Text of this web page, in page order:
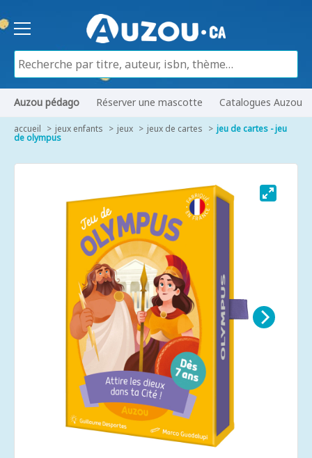
Auzou pédago Réserver une mascotte Catalogues Auzou
accueil jeux enfants jeux jeux de cartes jeu de cartes - jeu
de olympus